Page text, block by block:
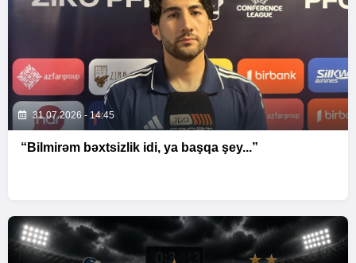
31.07.2026 - 14:45
“Bilmirəm bəxtsizlik idi, ya başqa şey...”